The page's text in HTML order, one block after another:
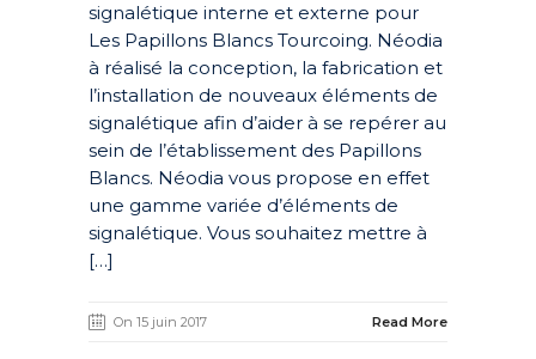
signalétique interne et externe pour
Les Papillons Blancs Tourcoing. Néodia
à réalisé la conception, la fabrication et
l’installation de nouveaux éléments de
signalétique afin d’aider à se repérer au
sein de l’établissement des Papillons
Blancs. Néodia vous propose en effet
une gamme variée d’éléments de
signalétique. Vous souhaitez mettre à
[…]
On 15 juin 2017 Read More